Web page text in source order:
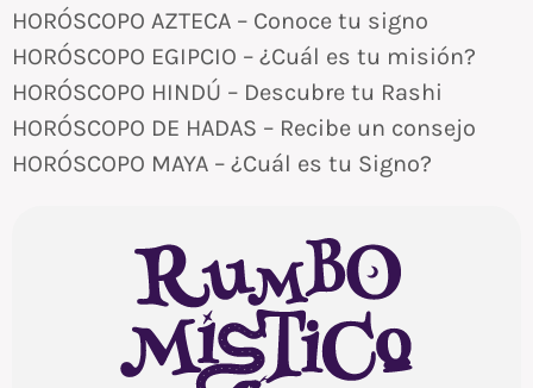
HORÓSCOPO AZTECA – Conoce tu signo
HORÓSCOPO EGIPCIO – ¿Cuál es tu misión?
HORÓSCOPO HINDÚ – Descubre tu Rashi
HORÓSCOPO DE HADAS – Recibe un consejo
HORÓSCOPO MAYA – ¿Cuál es tu Signo?